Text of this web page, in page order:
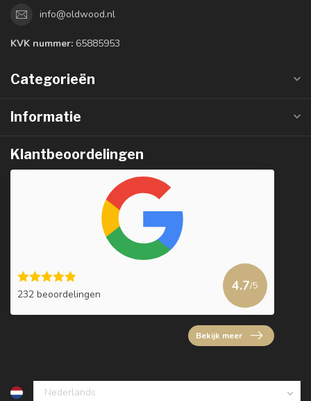
info@oldwood.nl
KVK nummer: 65885953
Categorieën
Informatie
Klantbeoordelingen
232 beoordelingen
4.7/5
Bekijk meer